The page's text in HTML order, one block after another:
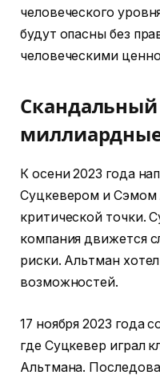
человеческого
будут опасны без
человеческими
Скандальный
К осени 2023 года
Суцкевером и Сэмом
критической точки.
компания движется
риски. Альтман
возможностей.
17 ноября 2023 года
где Суцкевер играл
Альтмана.